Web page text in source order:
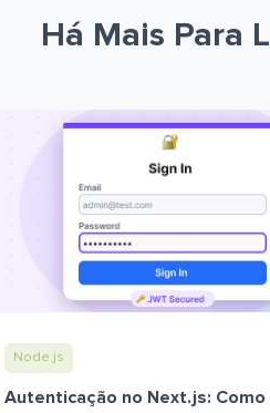
Há Mais Para
Node.js
Autenticação no Next.js: Como